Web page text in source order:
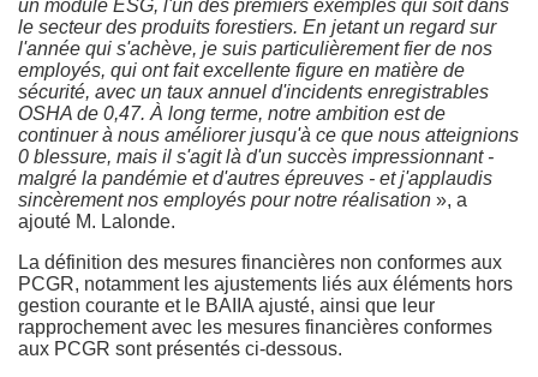
un module ESG, l'un des premiers exemples qui soit dans
le secteur des produits forestiers. En jetant un regard sur
l'année qui s'achève, je suis particulièrement fier de nos
employés, qui ont fait excellente figure en matière de
sécurité, avec un taux annuel d'incidents enregistrables
OSHA de 0,47. À long terme, notre ambition est de
continuer à nous améliorer jusqu'à ce que nous atteignions
0 blessure, mais il s'agit là d'un succès impressionnant -
malgré la pandémie et d'autres épreuves - et j'applaudis
sincèrement nos employés pour notre réalisation », a
ajouté M. Lalonde.
La définition des mesures financières non conformes aux
PCGR, notamment les ajustements liés aux éléments hors
gestion courante et le BAIIA ajusté, ainsi que leur
rapprochement avec les mesures financières conformes
aux PCGR sont présentés ci-dessous.